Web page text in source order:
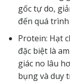
gốc tự do,
đến quá
Protein: Hạt
đặc biệt là
giác no lâu
bụng và duy